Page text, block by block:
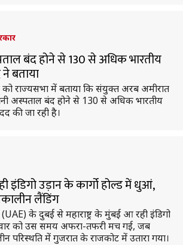
बंद होने से 130 से अधिक भारतीय
बताया
को राज्यसभा में बताया कि संयुक्त अरब अमीरात
अस्पताल बंद होने से 130 से अधिक भारतीय
की जा रही है।
उड़ान के कार्गो होल्ड में धुआं,
लैंडिंग
के दुबई से महाराष्ट्र के मुंबई आ रही इंडिगो
को उस समय अफरा-तफरी मच गई, जब
परिस्थति में गुजरात के राजकोट में उतारा गया।